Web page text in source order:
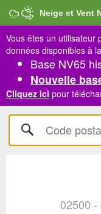
Neige et Vent
Vous êtes un utilisateur
données disponibles à
Base NV65
Nouvelle
Cliquez ici pour
02500